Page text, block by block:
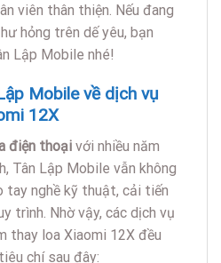
viên thân thiện. Nếu đang
hỏng trên dế yêu, bạn
Lập Mobile nhé!
Mobile về dịch vụ
12X
điện thoại với nhiều năm
Tân Lập Mobile vẫn không
tay nghề kỹ thuật, cải tiến
trình. Nhờ vậy, các dịch vụ
thay loa Xiaomi 12X đều
chí sau đây: